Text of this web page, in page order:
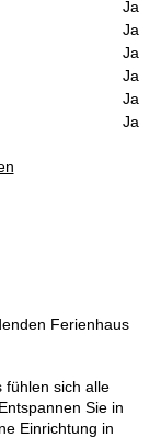
Ja
Ja
Ja
Ja
Ja
Ja
Ferienhaus
fühlen sich alle
Sie in
Einrichtung in